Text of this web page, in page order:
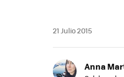
21 Julio 2015
Anna